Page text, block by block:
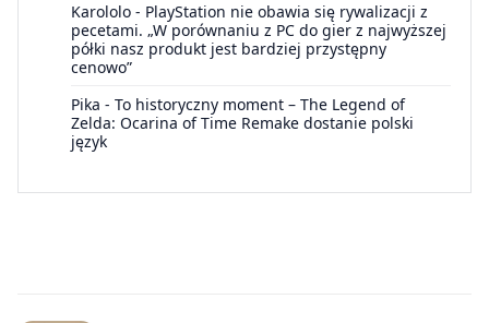
Karololo - PlayStation nie obawia się rywalizacji z
pecetami. „W porównaniu z PC do gier z najwyższej
półki nasz produkt jest bardziej przystępny
cenowo”
Pika - To historyczny moment – The Legend of
Zelda: Ocarina of Time Remake dostanie polski
język